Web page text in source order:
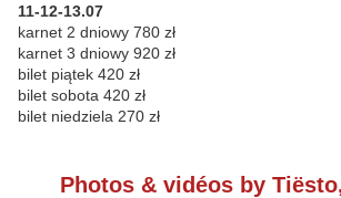
11-12-13.07
karnet 2 dniowy 780 zł
karnet 3 dniowy 920 zł
bilet piątek 420 zł
bilet sobota 420 zł
bilet niedziela 270 zł
Photos & vidéos by